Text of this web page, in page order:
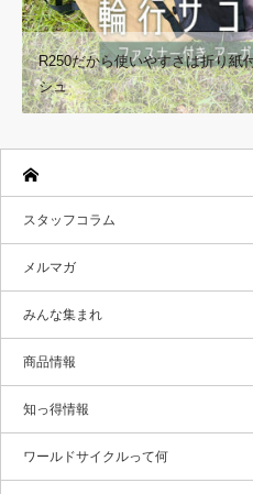
R250だから使いやすさは折り紙
シュ
スタッフコラム
メルマガ
みんな集まれ
商品情報
知っ得情報
ワールドサイクルって何